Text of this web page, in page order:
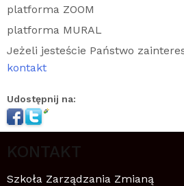
platforma ZOOM
platforma MURAL
Jeżeli jesteście Państwo
kontakt
Udostępnij na:
KONTAKT
Szkoła Zarządzania Zmianą